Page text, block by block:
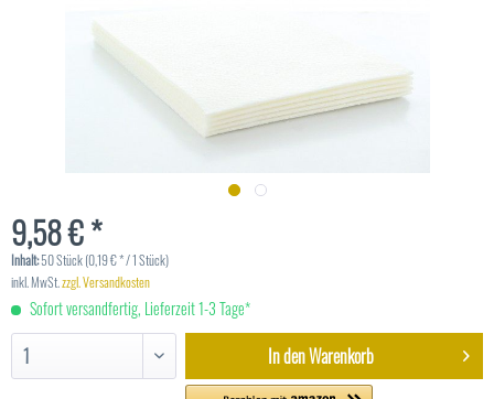
9,58 € *
Inhalt:50 Stück (0,19 € * / 1 Stück)
inkl. MwSt.zzgl. Versandkosten
Sofort versandfertig, Lieferzeit 1-3 Tage*
In denWarenkorb